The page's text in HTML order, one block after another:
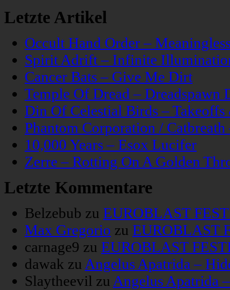
Letzte Artikel
Occult Hand Order –
Spirit Adrift – Infinite
Cancer Bats – Give Me Dirt
Temple Of Dread – Dreadspawn
Din Of Celestial Birds –
Phantom Corporation /
10,000 Years – Esox Lucifer
Zerre – Rotting On A Golden
Letzte Kommentare
Belzebub zu EUROBLAST
Max Gregorio zu EUROBLAST
carnage9 zu EUROBLAST
dawak zu Angelus Apatrida –
Slaytheevil zu Angelus Apatrida